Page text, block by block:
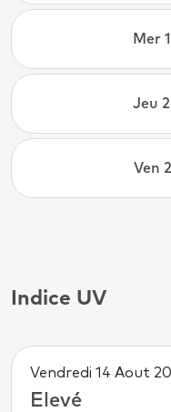
Mer
Jeu
Ven
Indice UV
Vendredi 14 Aout
Elevé